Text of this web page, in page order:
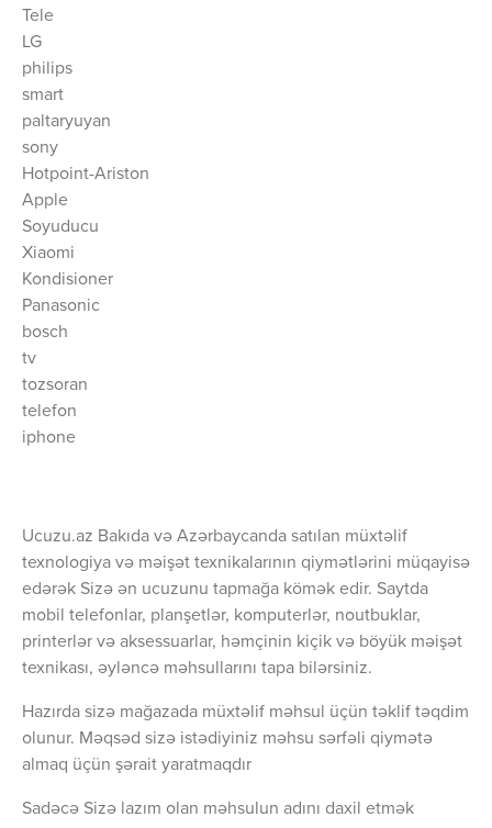
Tele
LG
philips
smart
paltaryuyan
sony
Hotpoint-Ariston
Apple
Soyuducu
Xiaomi
Kondisioner
Panasonic
bosch
tv
tozsoran
telefon
iphone
Ucuzu.az Bakıda və Azərbaycanda satılan müxtəlif
texnologiya və məişət texnikalarının qiymətlərini müqayisə
edərək Sizə ən ucuzunu tapmağa kömək edir. Saytda
mobil telefonlar, planşetlər, komputerlər, noutbuklar,
printerlər və aksessuarlar, həmçinin kiçik və böyük məişət
texnikası, əyləncə məhsullarını tapa bilərsiniz.
Hazırda sizə mağazada müxtəlif məhsul üçün təklif təqdim
olunur. Məqsəd sizə istədiyiniz məhsu sərfəli qiymətə
almaq üçün şərait yaratmaqdır
Sadəcə Sizə lazım olan məhsulun adını daxil etmək